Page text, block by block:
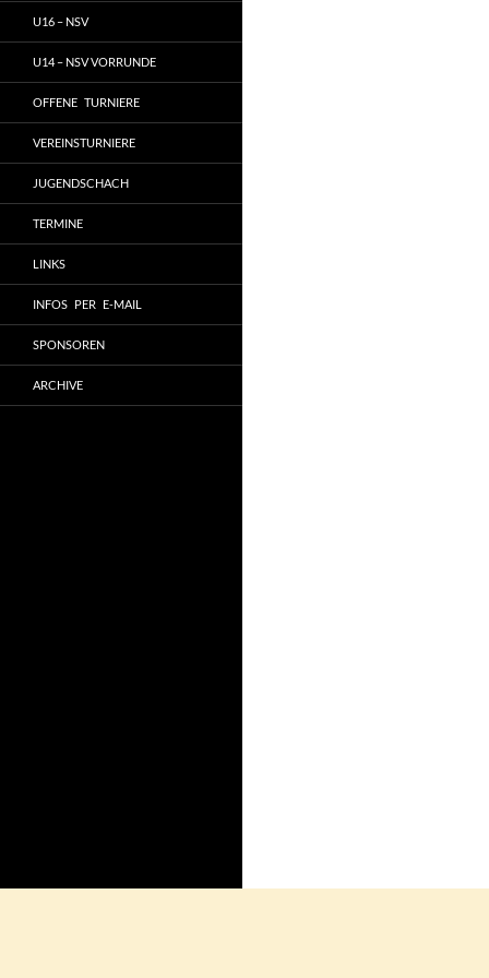
U16 – NSV
U14 – NSV VORRUNDE
OFFENE TURNIERE
VEREINSTURNIERE
JUGENDSCHACH
TERMINE
LINKS
INFOS PER E-MAIL
SPONSOREN
ARCHIVE